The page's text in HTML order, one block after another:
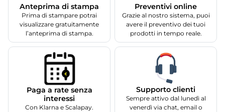
Anteprima di stampa
Prima di stampare potrai
visualizzare gratuitamente
l’anteprima di stampa.
Preventivi online
Grazie al nostro sistema, puoi
avere il preventivo dei tuoi
prodotti in tempo reale.
Paga a rate senza
interessi
Con Klarna e Scalapay.
Supporto clienti
Sempre attivo dal lunedì al
venerdì via chat, email o